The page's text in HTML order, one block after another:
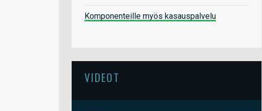
Komponenteille myös kasauspalvelu
VIDEOT